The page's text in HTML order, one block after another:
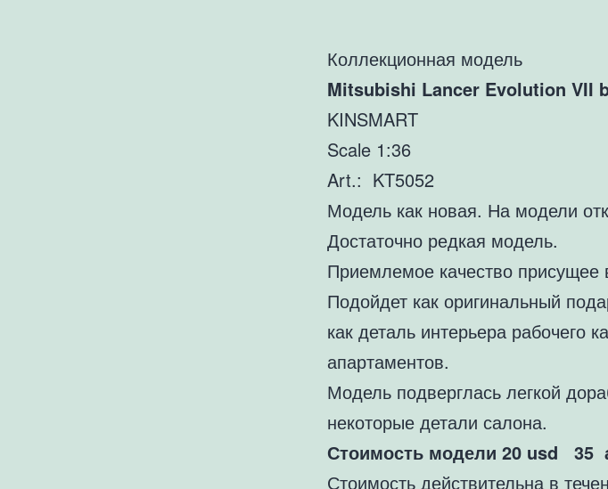
Коллекционная модель
Mitsubishi Lancer Evolution VII
KINSMART
Scale 1:36
Art.: KT5052
Модель как новая. На модели
Достаточно редкая модель.
Приемлемое качество
Подойдет как оригинальный
как деталь интерьера рабочего
апартаментов.
Модель подверглась легкой
некоторые детали салона.
Стоимость модели 20 usd 35
Стоимость действительна в